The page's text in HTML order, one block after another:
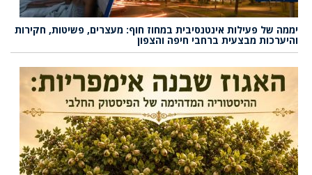
יממה של פעילות אינטנסיבית במחוז חוף: מעצרים, פשיטות, חקירות
והיערכות מבצעית ברחבי חיפה והצפון